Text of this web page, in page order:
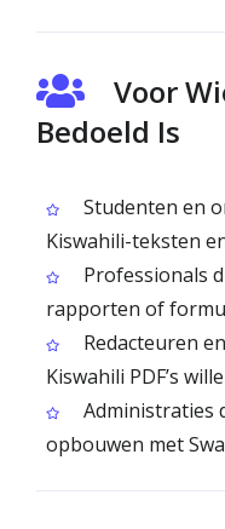
Voor
Bedoeld Is
Studenten en
Kiswahili-teksten
Professionals
rapporten of
Redacteuren
Kiswahili PDF’s
Administraties
opbouwen met